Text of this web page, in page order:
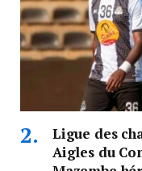
Ligue des
Aigles du